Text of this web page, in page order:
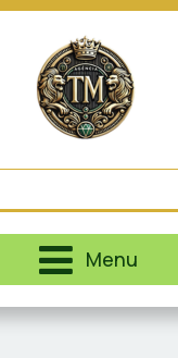
Menu
e entender como você
uso de nossos produtos
nossos esforços de
conteúdo de terceiros.
ePolítica de